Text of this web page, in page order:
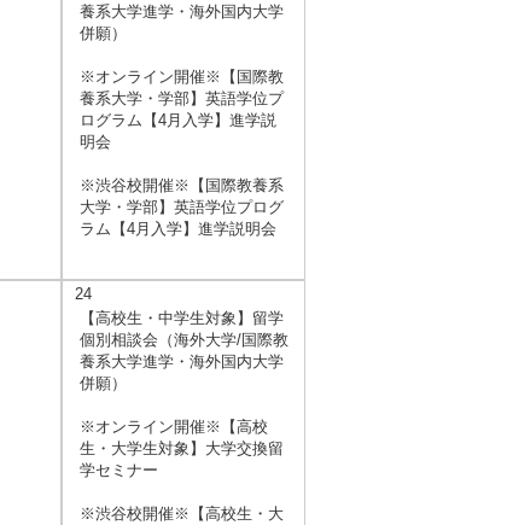
養系大学進学・海外国内大学
併願）
※オンライン開催※【国際教
養系大学・学部】英語学位プ
ログラム【4月入学】進学説
明会
※渋谷校開催※【国際教養系
大学・学部】英語学位プログ
ラム【4月入学】進学説明会
24
【高校生・中学生対象】留学
個別相談会（海外大学/国際教
養系大学進学・海外国内大学
併願）
※オンライン開催※【高校
生・大学生対象】大学交換留
学セミナー
※渋谷校開催※【高校生・大